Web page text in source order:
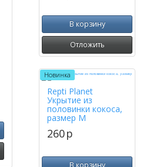
В корзину
Отложить
Новинка
Repti Planet
Укрытие из
половинки кокоса,
размер M
260p
В корзину